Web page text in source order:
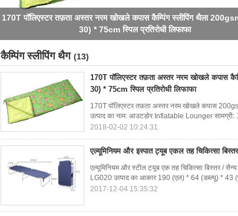
170T पॉलिएस्टर तफ़ता अस्तर नरम खोखले कपास कैम्पिंग स्लीपिंग थैला
30) * 75cm स्पिल प्रतिरोधी लिफाफा
कैम्पिंग स्लीपिंग थैग (13)
170T पॉलिएस्टर तफ़ता अस्तर नरम खोखले कपास
30) * 75cm स्पिल प्रतिरोधी लिफाफा
170T पॉलिएस्टर तफ़ता अस्तर नरम खोखले कपास
उत्पाद का नाम: आउटडोर Inflatable Lounger सामग्री:
2018-02-02 10:24:31
एल्यूमिनियम और इस्पात ट्यूब एकल तह चिकित्सा
एल्यूमिनियम और स्टील ट्यूब एक तह चिकित्सा बिस्तर / सैन्य
LG020 उत्पाद का आकार 190 (एल) * 64 (डब्ल्यू) * 43
2017-12-04 15:35:32